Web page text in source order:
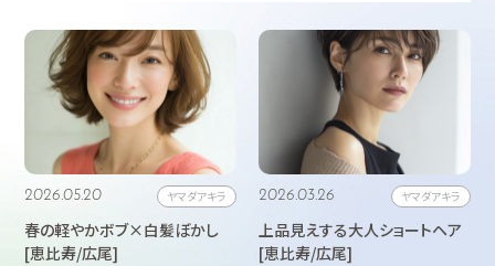
2026.05.20
春の軽やかボブ×白髪ぼかし
[恵比寿/広尾]
ヤマダアキラ 2026.03.26
上品見えする大人ショートヘア
[恵比寿/広尾]
ヤマダアキラ